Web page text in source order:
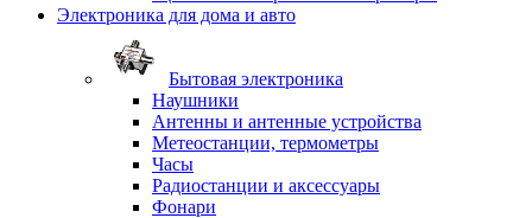
Электроника для дома и авто
Бытовая электроника
Наушники
Антенны и антенные устройства
Метеостанции, термометры
Часы
Радиостанции и аксессуары
Фонари